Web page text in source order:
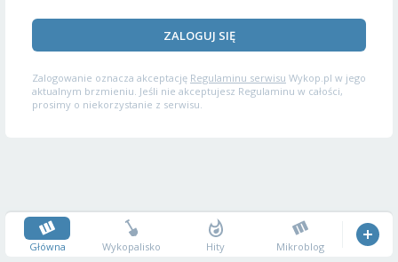
ZALOGUJ SIĘ
Zalogowanie oznacza akceptację Regulaminu serwisu Wykop.pl w jego
aktualnym brzmieniu. Jeśli nie akceptujesz Regulaminu w całości,
prosimy o niekorzystanie z serwisu.
Główna Wykopalisko Hity Mikroblog